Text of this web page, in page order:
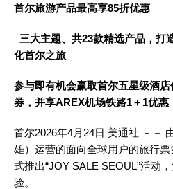
首尔旅游产品最高享85折优惠
三大主题、共23款精选产品，打
化首尔之旅
参与即有机会赢取首尔五星级酒店
券， 并享AREX机场铁路1＋1优惠
首尔2026年4月24日 美通社 －－
雄）运营的面向全球用户的旅行
式推出“JOY SALE SEOUL”活动
验。